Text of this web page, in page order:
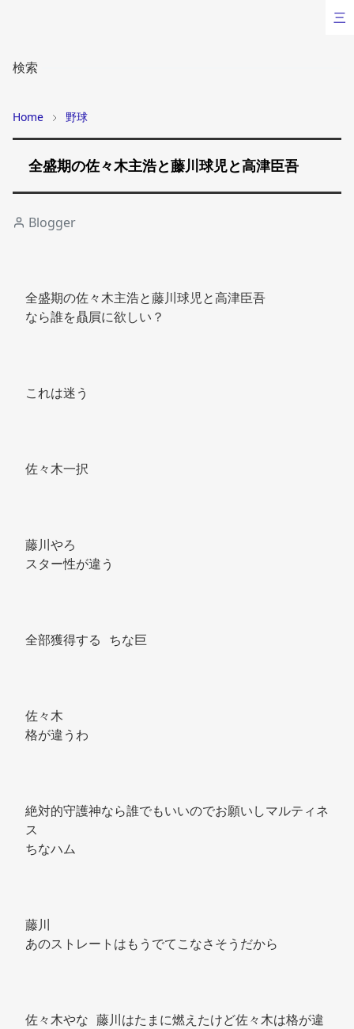
検索
Home 野球
全盛期の佐々木主浩と藤川球児と高津臣吾
Blogger
全盛期の佐々木主浩と藤川球児と高津臣吾
なら誰を贔屓に欲しい？
これは迷う
佐々木一択
藤川やろ
スター性が違う
全部獲得する ちな巨
佐々木
格が違うわ
絶対的守護神なら誰でもいいのでお願いしマルティネ
ス
ちなハム
藤川
あのストレートはもうでてこなさそうだから
佐々木やな 藤川はたまに燃えたけど佐々木は格が違
三